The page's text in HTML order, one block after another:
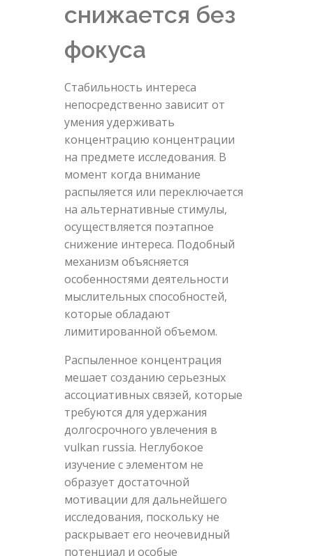
снижается без
фокуса
Стабильность интереса
непосредственно зависит от
умения удерживать
концентрацию концентрации
на предмете исследования. В
момент когда внимание
распыляется или переключается
на альтернативные стимулы,
осуществляется поэтапное
снижение интереса. Подобный
механизм объясняется
особенностями деятельности
мыслительных способностей,
которые обладают
лимитированной объемом.
Распыленное концентрация
мешает созданию серьезных
ассоциативных связей, которые
требуются для удержания
долгосрочного увлечения в
vulkan russia. Неглубокое
изучение с элементом не
образует достаточной
мотивации для дальнейшего
исследования, поскольку не
раскрывает его неочевидный
потенциал и особые